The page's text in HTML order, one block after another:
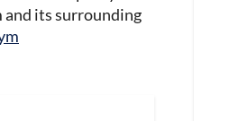
and its surrounding